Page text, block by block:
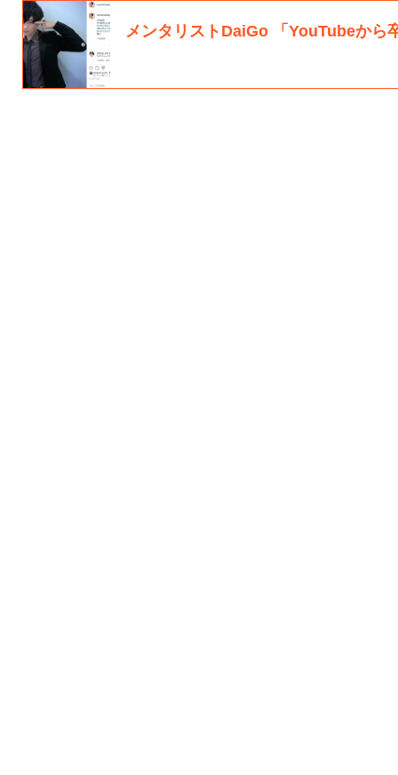
メンタリストDaiGo 「YouTubeから